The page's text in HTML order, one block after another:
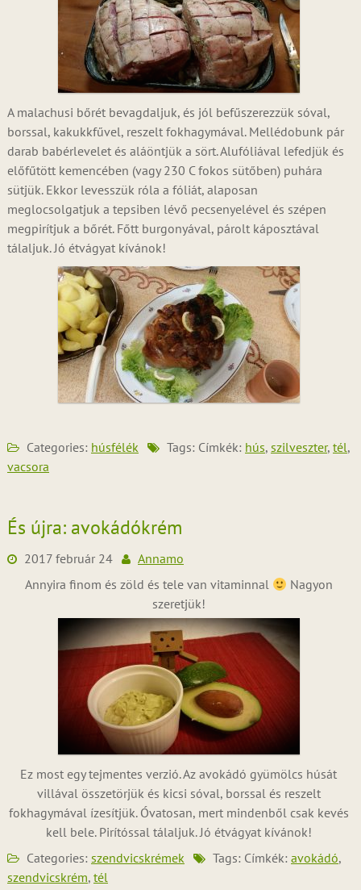
A malachusi bőrét bevagdaljuk, és jól befűszerezzük sóval,
borssal, kakukkfűvel, reszelt fokhagymával. Mellédobunk pár
darab babérlevelet és aláöntjük a sört. Alufóliával lefedjük és
előfűtött kemencében (vagy 230 C fokos sütőben) puhára
sütjük. Ekkor levesszük róla a fóliát, alaposan
meglocsolgatjuk a tepsiben lévő pecsenyelével és szépen
megpirítjuk a bőrét. Főtt burgonyával, párolt káposztával
tálaljuk. Jó étvágyat kívánok!
Categories: húsfélék Tags: Címkék: hús, szilveszter, tél,
vacsora
És újra: avokádókrém
2017 február 24
Annamo
Annyira finom és zöld és tele van vitaminnal
Nagyon
szeretjük!
Ez most egy tejmentes verzió. Az avokádó gyümölcs húsát
villával összetörjük és kicsi sóval, borssal és reszelt
fokhagymával ízesítjük. Óvatosan, mert mindenből csak kevés
kell bele. Pirítóssal tálaljuk. Jó étvágyat kívánok!
Categories: szendvicskrémek Tags: Címkék: avokádó,
szendvicskrém, tél